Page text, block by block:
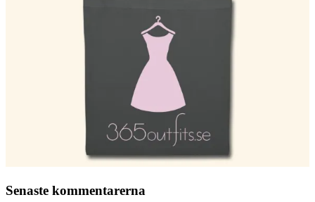
Senaste kommentarerna